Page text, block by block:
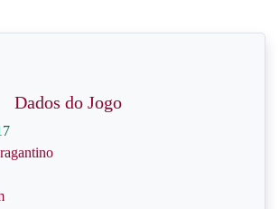
Dados do Jogo